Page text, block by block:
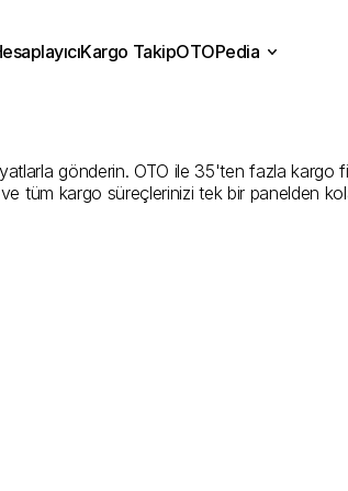
gönderin. OTO ile 35'ten fazla kargo
tüm kargo süreçlerinizi tek bir panelden
Kargo TakipOTOPedia